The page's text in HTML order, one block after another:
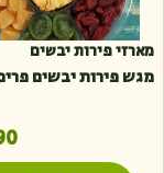
מארזי פירות יבשים
מגש פירות יבשים